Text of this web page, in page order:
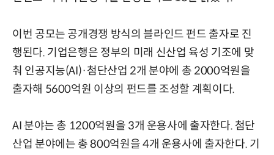
이번 공모는 공개경쟁 방식의 블라인드 펀드 출자로 진
행된다. 기업은행은 정부의 미래 신산업 육성 기조에 맞
춰 인공지능(AI)·첨단산업 2개 분야에 총 2000억원을
출자해 5600억원 이상의 펀드를 조성할 계획이다.
AI 분야는 총 1200억원을 3개 운용사에 출자한다. 첨단
산업 분야에는 총 800억원을 4개 운용사에 출자한다. 기